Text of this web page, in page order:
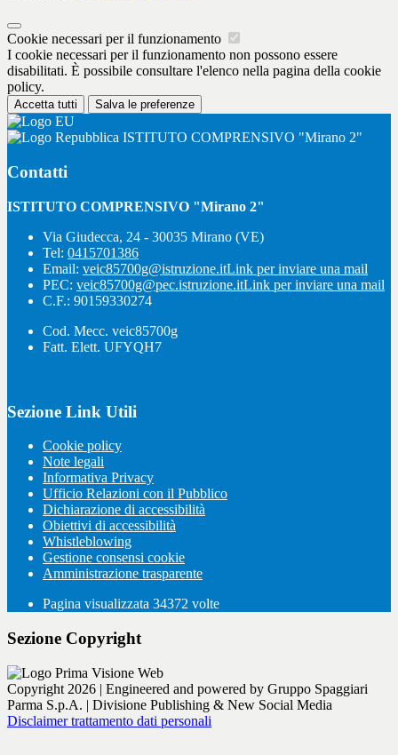
Cookie necessari per il funzionamento
I cookie necessari per il funzionamento non possono essere
disabilitati. È possibile consultare l'elenco nella pagina della cookie
policy.
Accetta tutti Salva le preferenze
ISTITUTO COMPRENSIVO "Mirano 2"
Contatti
ISTITUTO COMPRENSIVO "Mirano 2"
Via Giudecca, 24 - 30035 Mirano (VE)
Tel: 0415701386
Email: veic85700g@istruzione.itLink per inviare una mail
PEC: veic85700g@pec.istruzione.itLink per inviare una mail
C.F.: 90159330274
Cod. Mecc. veic85700g
Fatt. Elett. UFYQH7
Sezione Link Utili
Cookie policy
Note legali
Informativa Privacy
Ufficio Relazioni con il Pubblico
Dichiarazione di accessibilità
Obiettivi di accessibilità
Whistleblowing
Gestione consensi cookie
Amministrazione trasparente
Pagina visualizzata 34372 volte
Sezione Copyright
Copyright 2026 | Engineered and powered by Gruppo Spaggiari
Parma S.p.A. | Divisione Publishing & New Social Media
Disclaimer trattamento dati personali